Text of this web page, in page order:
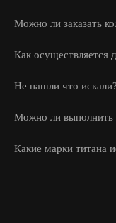
Можно ли заказать
Как осуществляется
Не нашли что искали?
Можно ли выполнить
Какие марки титана